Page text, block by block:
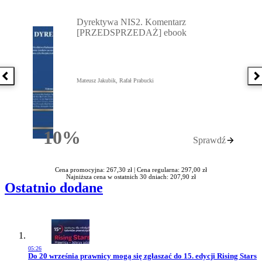
Poprzednia książka
10%Rabatu
Dyrektywa NIS2. Komentarz
[PRZEDSPRZEDAŻ] ebook
Mateusz Jakubik, Rafał Prabucki
Sprawdź
Cena promocyjna: 267,30 zł | Cena regularna: 297,00 zł
Najniższa cena w ostatnich 30 dniach: 207,90 zł
Ostatnio dodane
05:26
Przejdź do artykułu:
Do 20 września prawnicy mogą się zgłaszać do 15. edycji Rising Stars